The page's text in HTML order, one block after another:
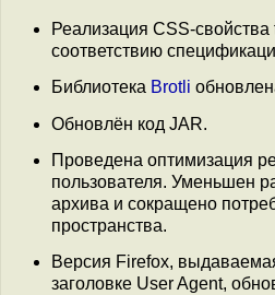
Реализация CSS-
соответствию
Библиотека Brotli
Обновлён код JAR.
Проведена оптимизация
пользователя. Уменьшен
архива и сокращено
пространства.
Версия Firefox,
заголовке User Agent,